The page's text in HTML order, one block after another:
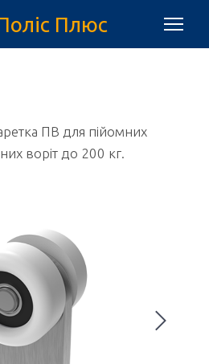
Плюс
ПВ для пійомних
воріт до 200 кг.